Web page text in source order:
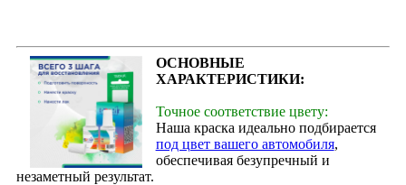
ОСНОВНЫЕ
ХАРАКТЕРИСТИКИ:
Точное соответствие цвету:
Наша краска идеально подбирается
под цвет вашего автомобиля,
обеспечивая безупречный и
незаметный результат.